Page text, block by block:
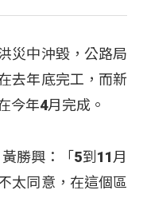
災中沖毀，公路局
去年底完工，而新
今年4月完成。
勝興：「5到11月
太同意，在這個區